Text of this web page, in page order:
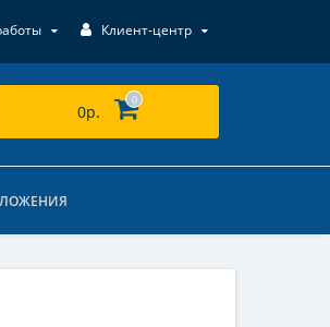
Клиент-центр
0р.
0